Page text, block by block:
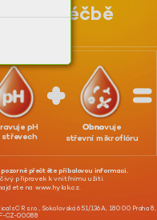
Obnovuje
střevní mikroﬂóru
avuje pH
střevech
přečtěte příbalovou informaci.
vý přípravek k vnitřnímu užití.
e na www.hylak.cz.
CR s.r.o., So kolovská 651/136A, 180 00 Praha 8,
CZ-00088
a po léčbě